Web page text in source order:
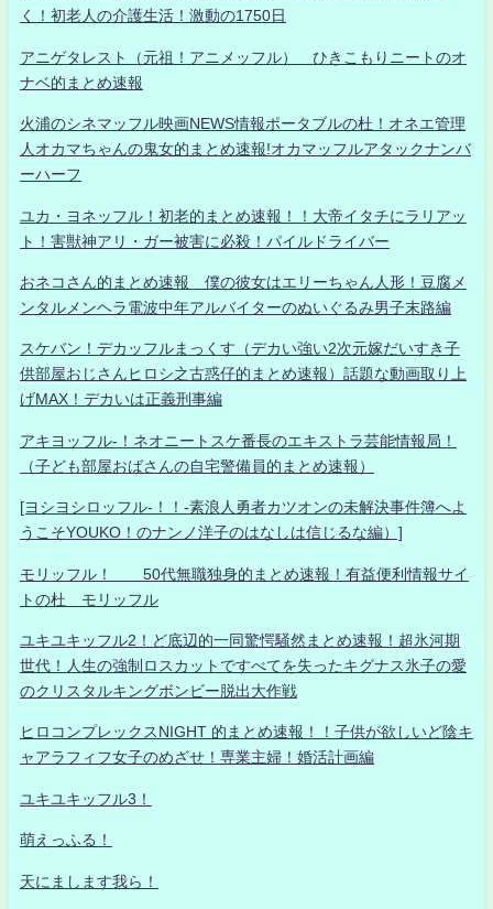
く！初老人の介護生活！激動の1750日
アニゲタレスト（元祖！アニメッフル） ひきこもりニートのオ
ナベ的まとめ速報
火浦のシネマッフル映画NEWS情報ポータブルの杜！オネエ管理
人オカマちゃんの鬼女的まとめ速報!オカマッフルアタックナンバ
ーハーフ
ユカ・ヨネッフル！初老的まとめ速報！！大帝イタチにラリアッ
ト！害獣神アリ・ガー被害に必殺！パイルドライバー
おネコさん的まとめ速報 僕の彼女はエリーちゃん人形！豆腐メ
ンタルメンヘラ電波中年アルバイターのぬいぐるみ男子末路編
スケバン！デカッフルまっくす（デカい強い2次元嫁だいすき子
供部屋おじさんヒロシ之古惑仔的まとめ速報）話題な動画取り上
げMAX！デカいは正義刑事編
アキヨッフル-！ネオニートスケ番長のエキストラ芸能情報局！
（子ども部屋おばさんの自宅警備員的まとめ速報）
[ヨシヨシロッフル-！！-素浪人勇者カツオンの未解決事件簿へよ
うこそYOUKO！のナンノ洋子のはなしは信じるな編）]
モリッフル！ 50代無職独身的まとめ速報！有益便利情報サイ
トの杜 モリッフル
ユキユキッフル2！ど底辺的一同驚愕騒然まとめ速報！超氷河期
世代！人生の強制ロスカットですべてを失ったキグナス氷子の愛
のクリスタルキングボンビー脱出大作戦
ヒロコンプレックスNIGHT 的まとめ速報！！子供が欲しいど陰キ
ャアラフィフ女子のめざせ！専業主婦！婚活計画編
ユキユキッフル3！
萌えっふる！
天にまします我ら！